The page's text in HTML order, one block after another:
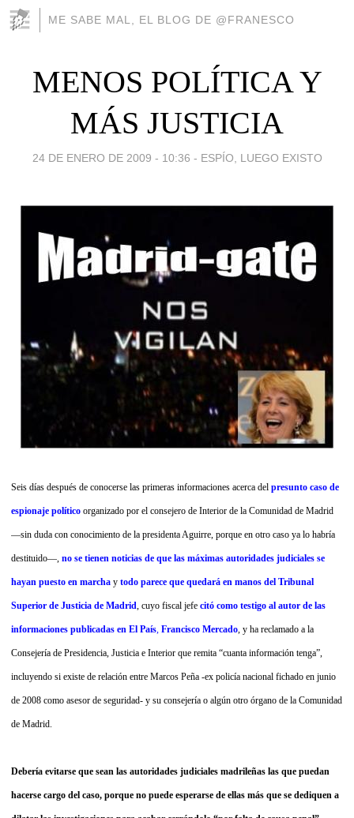
ME SABE MAL, EL BLOG DE @FRANESCO
MENOS POLÍTICA Y
MÁS JUSTICIA
24 DE ENERO DE 2009 - 10:36 - ESPÍO, LUEGO EXISTO
Seis días después de conocerse las primeras informaciones acerca del presunto caso de
espionaje político organizado por el consejero de Interior de la Comunidad de Madrid
—sin duda con conocimiento de la presidenta Aguirre, porque en otro caso ya lo habría
destituido—, no se tienen noticias de que las máximas autoridades judiciales se
hayan puesto en marcha y todo parece que quedará en manos del Tribunal
Superior de Justicia de Madrid , cuyo fiscal jefe citó como testigo al autor de las
informaciones publicadas en El País Francisco Mercado , y ha reclamado a la
Consejería de Presidencia, Justicia e Interior que remita “cuanta información tenga”,
incluyendo si existe de relación entre Marcos Peña -ex policía nacional fichado en junio
de 2008 como asesor de seguridad- y su consejería o algún otro órgano de la Comunidad
de Madrid.
Debería evitarse que sean las autoridades judiciales madrileñas las que puedan
hacerse cargo del caso, porque no puede esperarse de ellas más que se dediquen a